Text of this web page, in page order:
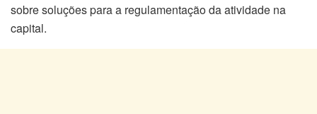
sobre soluções para a regulamentação da atividade na
capital.